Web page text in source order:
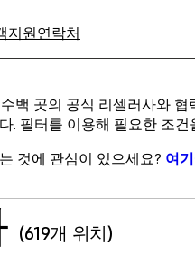
지원연락처
백 곳의 공식 리셀러사와
. 필터를 이용해 필요한 조
것에 관심이 있으세요? 여
(619개 위치)